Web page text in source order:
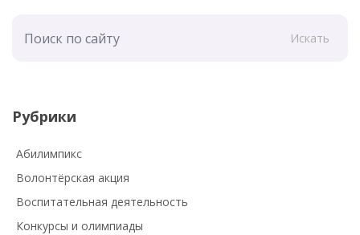
Искать
Рубрики
Абилимпикс
Волонтёрская акция
Воспитательная деятельность
Конкурсы и олимпиады